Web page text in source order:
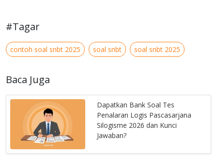
#Tagar
contoh soal snbt 2025 soal snbt soal snbt 2025
Baca Juga
Dapatkan Bank Soal Tes
Penalaran Logis Pascasarjana
Silogisme 2026 dan Kunci
Jawaban?